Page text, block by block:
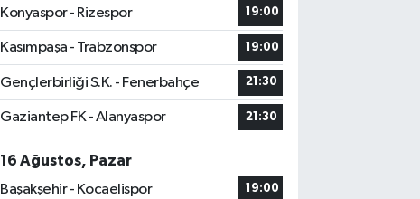
Konyaspor - Rizespor
19:00
Kasımpaşa - Trabzonspor 19:00
Gençlerbirliği S.K. - Fenerbahçe 21:30
Gaziantep FK - Alanyaspor 21:30
16 Ağustos, Pazar
Başakşehir - Kocaelispor
19:00